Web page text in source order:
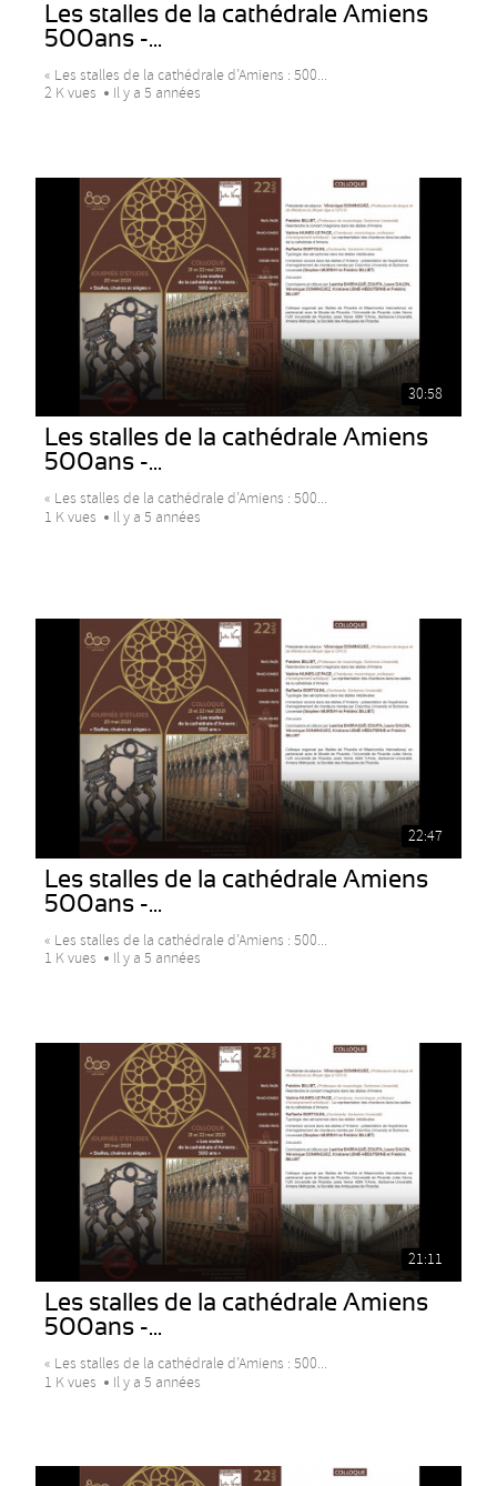
Les stalles de la cathédrale Amiens
500ans -...
« Les stalles de la cathédrale d’Amiens : 500...
2 K vues
Il y a 5 années
30:58
Les stalles de la cathédrale Amiens
500ans -...
« Les stalles de la cathédrale d’Amiens : 500...
1 K vues
Il y a 5 années
22:47
Les stalles de la cathédrale Amiens
500ans -...
« Les stalles de la cathédrale d’Amiens : 500...
1 K vues
Il y a 5 années
21:11
Les stalles de la cathédrale Amiens
500ans -...
« Les stalles de la cathédrale d’Amiens : 500...
1 K vues
Il y a 5 années